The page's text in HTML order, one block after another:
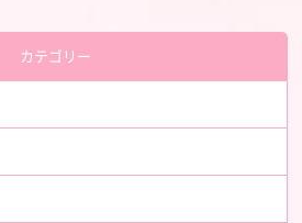
カテゴリー